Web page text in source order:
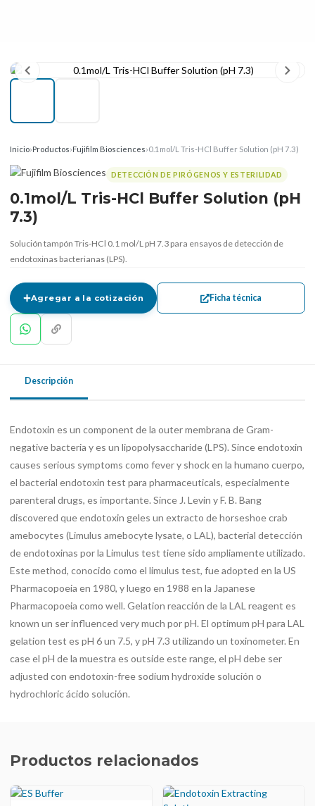
Inicio›Productos›Fujifilm Biosciences›0.1mol/L Tris-HCl Buffer Solution (pH 7.3)
DETECCIÓN DE PIRÓGENOS Y ESTERILIDAD
0.1mol/L Tris-HCl Buffer Solution (pH
7.3)
Solución tampón Tris-HCl 0.1 mol/L pH 7.3 para ensayos de detección de
endotoxinas bacterianas (LPS).
Agregar a la cotización Ficha técnica
Descripción
Endotoxin es un component de la outer membrana de Gram-
negative bacteria y es un lipopolysaccharide (LPS). Since endotoxin
causes serious symptoms como fever y shock en la humano cuerpo,
el bacterial endotoxin test para pharmaceuticals, especialmente
parenteral drugs, es importante. Since J. Levin y F. B. Bang
discovered que endotoxin geles un extracto de horseshoe crab
amebocytes (Limulus amebocyte lysate, o LAL), bacterial detección
de endotoxinas por la Limulus test tiene sido ampliamente utilizado.
Este method, conocido como el limulus test, fue adopted en la US
Pharmacopoeia en 1980, y luego en 1988 en la Japanese
Pharmacopoeia como well. Gelation reacción de la LAL reagent es
known un ser influenced very much por pH. El optimum pH para LAL
gelation test es pH 6 un 7.5, y pH 7.3 utilizando un toxinometer. En
case el pH de la muestra es outside este range, el pH debe ser
adjusted con endotoxin-free sodium hydroxide solución o
hydrochloric ácido solución.
Productos relacionados